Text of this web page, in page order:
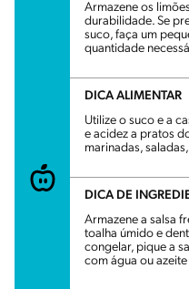
Armazene os
durabilidade. Se
suco, faça um
quantidade
DICA ALIMENTAR
Utilize o suco e a
e acidez a pratos
marinadas,
DICA DE
Armazene a salsa
toalha úmido e
congelar, pique a
com água ou